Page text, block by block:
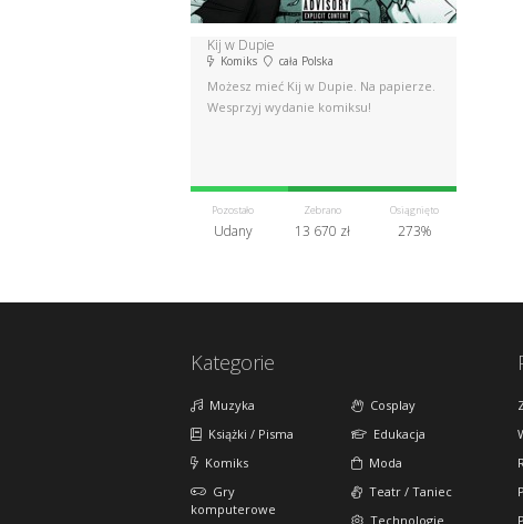
Kij w Dupie
Komiks cała Polska
Możesz mieć Kij w Dupie. Na papierze.
Wesprzyj wydanie komiksu!
Pozostało
Udany
Zebrano
13 670 zł
Osiągnięto
273%
Kategorie
Muzyka
Książki / Pisma
Komiks
Gry
komputerowe
Cosplay
Edukacja
Moda
Teatr / Taniec
Technologie